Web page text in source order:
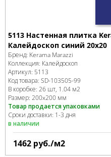
5113 Настенная плитка
Калейдоскоп синий 20x20
Бренд: Kerama Marazzi
Коллекция: Калейдоскоп
Артикул: 5113
Код товара: SD-103505-99
В коробке: 26 шт, 1.04 м2
Размер: 200x200 мм
Товар продается упаковками
Сроки доставки: 1-3 дня
в наличии
1462 руб./м2